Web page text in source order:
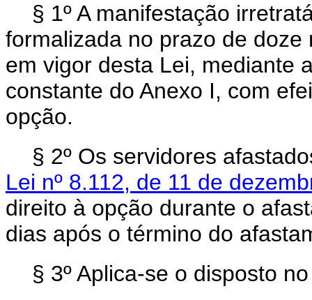
§ 1º A manifestação
formalizada no prazo de
em vigor desta Lei, mediante
constante do Anexo I, com
opção.
§ 2º Os servidores
Lei nº 8.112, de 11 de
direito à opção durante o
dias após o término do
§ 3º Aplica-se o disposto